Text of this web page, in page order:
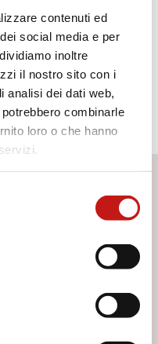
contenuti ed
social media e per
inoltre
il nostro sito con i
analisi dei dati web,
combinarle
loro o che hanno
tutto il supporto